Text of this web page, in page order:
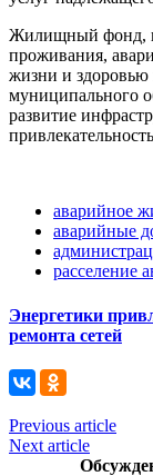
Жилищный фонд,
проживания,
жизни и
муниципального
развитие
аварийное
аварийные
расселение
Энергетики
ремонта сетей
Previous article
Next article